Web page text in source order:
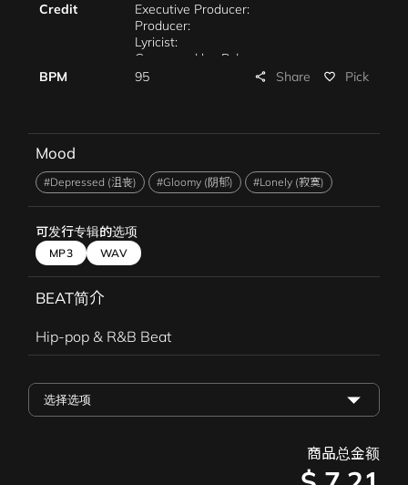
Credit
Executive Producer:
Producer:
Lyricist:
Composed by: P.day
Arrangement: P.day
BPM 95 share Share favorite_border Pick
Mood
#Depressed (沮丧) #Gloomy (阴郁) #Lonely (寂寞)
可发行专辑的选项
MP3 WAV
BEAT简介
Hip-pop & R&B Beat
商品总金额